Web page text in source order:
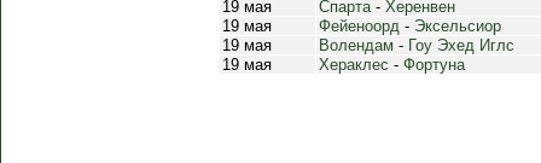
19 мая Спарта- Херенвен
19 мая
Фейеноорд - Эксельсиор
19 мая
Волендам - Гоу Эхед Иглс
19 мая
Хераклес - Фортуна